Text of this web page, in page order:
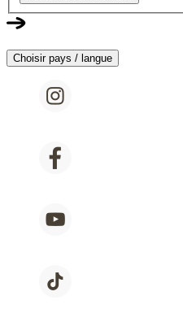
Choisir pays / langue